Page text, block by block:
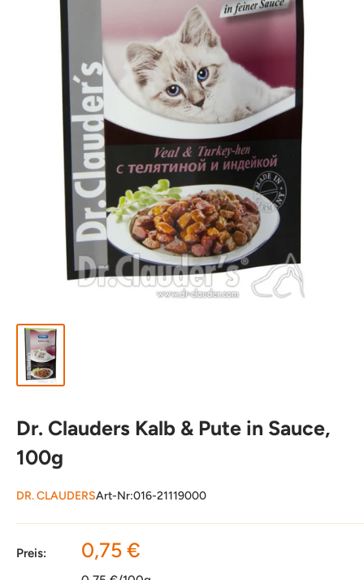
Dr. Clauders Kalb & Pute in Sauce,
100g
DR. CLAUDERSArt-Nr:016-21119000
Preis: Sonderpreis
0,75 €